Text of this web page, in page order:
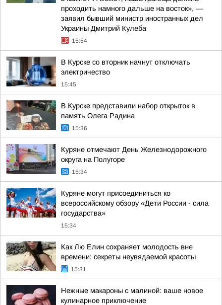
проходить намного дальше на восток», —
заявил бывший министр иностранных дел
Украины Дмитрий Кулеба
15:54
В Курске со вторник начнут отключать
электричество
15:45
В Курске представили набор открыток в
память Олега Радина
15:36
Куряне отмечают День Железнодорожного
округа на Полугоре
15:34
Куряне могут присоединиться ко
всероссийскому обзору «Дети России - сила
государства»
15:34
Как Лю Елин сохраняет молодость вне
времени: секреты неувядаемой красоты
15:31
Нежные макароны с малиной: ваше новое
кулинарное приключение